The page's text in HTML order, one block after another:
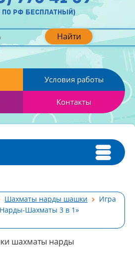
Найти
по рф бесплатный)
Условия работы
Контакты
Шахматы нарды шашки
Игра
Шахматы 3 в 1»